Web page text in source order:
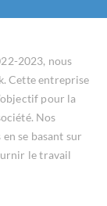
2023, nous
Cette entreprise
pour la
Nos
se basant sur
le travail